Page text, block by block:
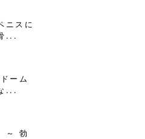
ニスに
...
ーム
...
～ 勃